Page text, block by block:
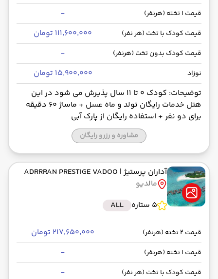
قیمت 1 تخته (هرنفر) -
قیمت کودک با تخت (هر نفر) ۱۱۱٬۶۰۰٬۰۰۰ تومان
قیمت کودک بدون تخت (هرنفر) -
نوزاد
۱۵٬۹۰۰٬۰۰۰ تومان
توضیحات: کودک 0 تا 11 سال پذیرش می شود در این
هتل خدمات رایگان تولد و ماه عسل + ماساژ 60 دقیقه
برای دو نفر + استفاده رایگان از پارک آبی
مشاوره و رزرو رایگان
آداران پرستیژ| ADRRRAN PRESTIGE VADOO
مالدیو
5 ستاره
ALL
قیمت 2 تخته (هرنفر) ۲۱۷٬۶۵۰٬۰۰۰ تومان
قیمت 1 تخته (هرنفر) -
قیمت کودک با تخت (هر نفر) -